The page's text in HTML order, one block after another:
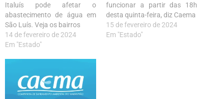
Italuís pode afetar o
abastecimento de água em
São Luís. Veja os bairros
14 de fevereiro de 2024
Em "Estado"
funcionar a partir das 18h
desta quinta-feira, diz Caema
15 de fevereiro de 2024
Em "Estado"